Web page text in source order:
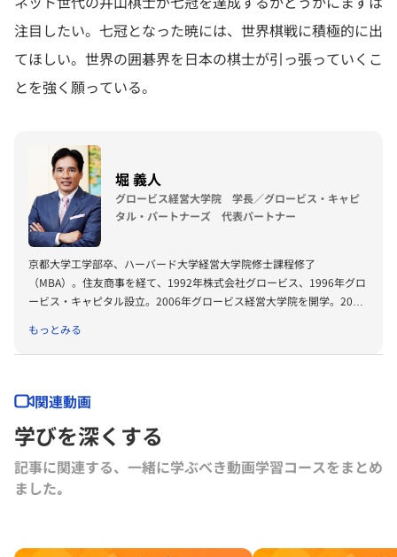
注目したい。七冠となった暁には、世界棋戦に積極的に出
てほしい。世界の囲碁界を日本の棋士が引っ張っていくこ
とを強く願っている。
堀 義人
グロービス経営大学院 学長／グロービス・キャピ
タル・パートナーズ 代表パートナー
京都大学工学部卒、ハーバード大学経営大学院修士課程修了
（MBA）。住友商事を経て、1992年株式会社グロービス、1996年グロ
ービス・キャピタル設立。2006年グロービス経営大学院を開学。2008
を立ち上げる。2016年に茨城ロボッツ、2019年に茨城放送オーナー就
任。2022年にLuckyFesを立ち上げ、現在総合プロデューサーを務め
社 社外取締役。
もっとみる
関連動画
学びを深くする
記事に関連する、一緒に学ぶべき動画学習コースをまとめ
ました｡